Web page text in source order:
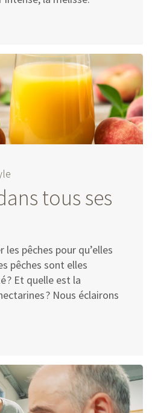
tous ses
pêches pour qu’elles
pêches sont elles
? Et quelle est la
? Nous éclairons